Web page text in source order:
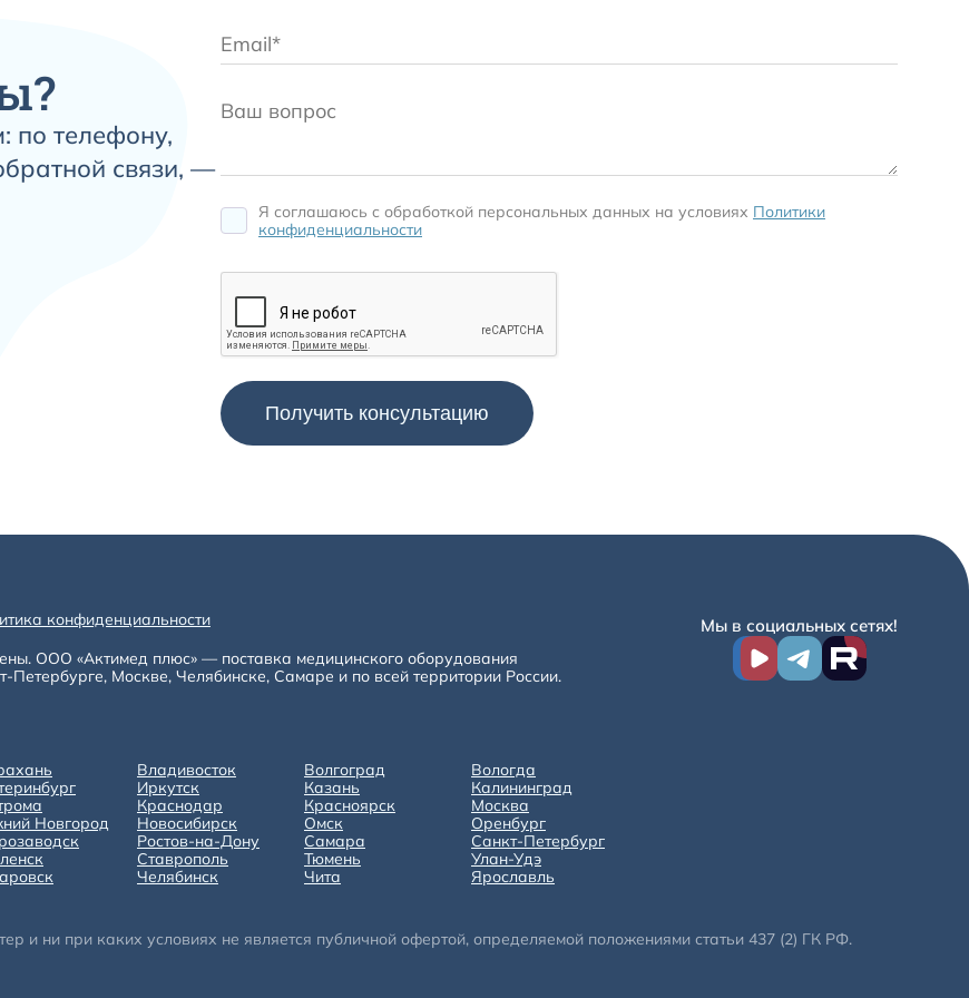
по телефону,
связи, —
Я соглашаюсь c обработкой персональных данных на условиях Политики
конфиденциальности
конфиденциальности
ООО «Актимед плюс» — поставка медицинского оборудования
Москве, Челябинске, Самаре и по всей территории России.
Мы в социальных сетях!
Владивосток Волгоград
Вологда
Иркутск Казань
Калининград
Краснодар Красноярск
Москва
Новгород Новосибирск Омск
Оренбург
Ростов-на-Дону Самара
Санкт-Петербург
Ставрополь Тюмень
Улан-Удэ
Челябинск Чита Ярославль
и ни при каких условиях не является публичной офертой, определяемой положениями статьи 437 (2) ГК РФ.